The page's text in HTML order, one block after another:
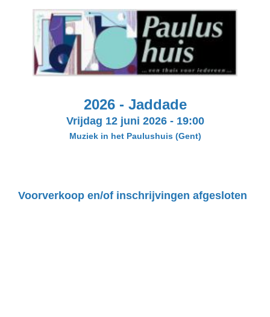
2026 - Jaddade
Vrijdag 12 juni 2026 -19:00
Muziek in het Paulushuis (Gent)
Voorverkoop en/of inschrijvingen afgesloten